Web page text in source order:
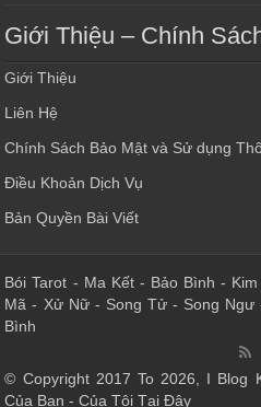
Giới Thiệu – Chính
Giới Thiệu
Liên Hệ
Chính Sách Bảo Mật và Sử dụng
Điều Khoản Dịch Vụ
Bản Quyền Bài Viết
Bói Tarot - Ma Kết- Bảo Bình -
Mã - Xử Nữ- Song Tử- Song Ngư
Bình
© Copyright 2017 To 2026, I Blog
Của Bạn - Của Tôi Tại Đây